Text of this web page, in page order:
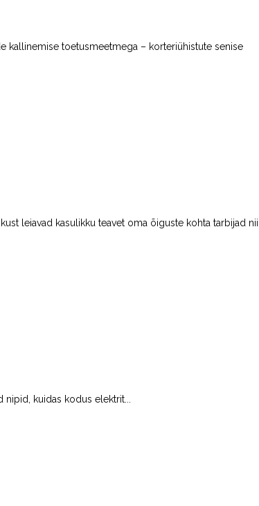
kallinemise toetusmeetmega – korteriühistute senise
leiavad kasulikku teavet oma õiguste kohta tarbijad nii
kuidas kodus elektrit...